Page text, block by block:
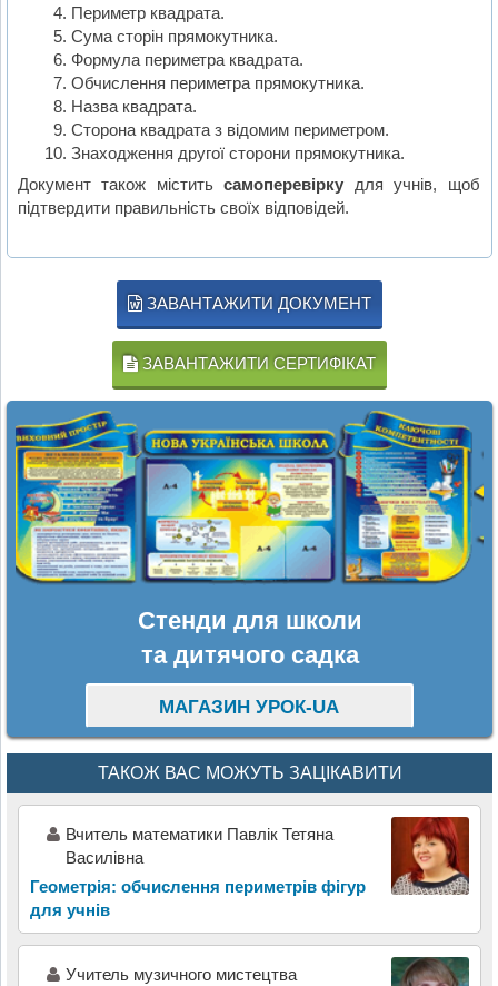
Периметр квадрата.
Сума сторін прямокутника.
Формула периметра квадрата.
Обчислення периметра прямокутника.
Назва квадрата.
Сторона квадрата з відомим периметром.
Знаходження другої сторони прямокутника.
Документ також міститьсамоперевірку для учнів, щоб
підтвердити правильність своїх відповідей.
ЗАВАНТАЖИТИ ДОКУМЕНТ
ЗАВАНТАЖИТИ СЕРТИФІКАТ
Стенди для школи
та дитячого садка
МАГАЗИН УРОК-UA
ТАКОЖ ВАС МОЖУТЬ ЗАЦІКАВИТИ
Вчитель математики Павлік Тетяна
Василівна
Геометрія: обчислення периметрів фігур
для учнів
Учитель музичного мистецтва